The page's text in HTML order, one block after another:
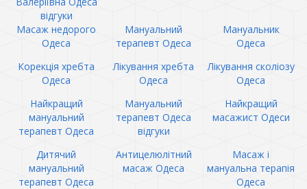
відгуки
Масаж недорого
Одеса
Мануальний
терапевт Одеса
Мануальник
Одеса
Корекція хребта
Одеса
Лікування хребта
Одеса
Лікування сколіозу
Одеса
Найкращий
мануальний
терапевт Одеса
Мануальний
терапевт Одеса
відгуки
Найкращий
масажист Одеси
Дитячий
мануальний
терапевт Одеса
Антицелюлітний
масаж Одеса
Масаж і
мануальна терапія
Одеса